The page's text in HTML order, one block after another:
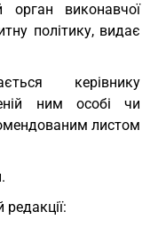
орган виконавчої
політику, видає
керівнику
ним особі чи
листом
редакції: